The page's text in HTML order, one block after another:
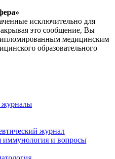
исключительно для
это сообщение, Вы
медицинским
образовательного
журналы
журнал
иммунология и вопросы